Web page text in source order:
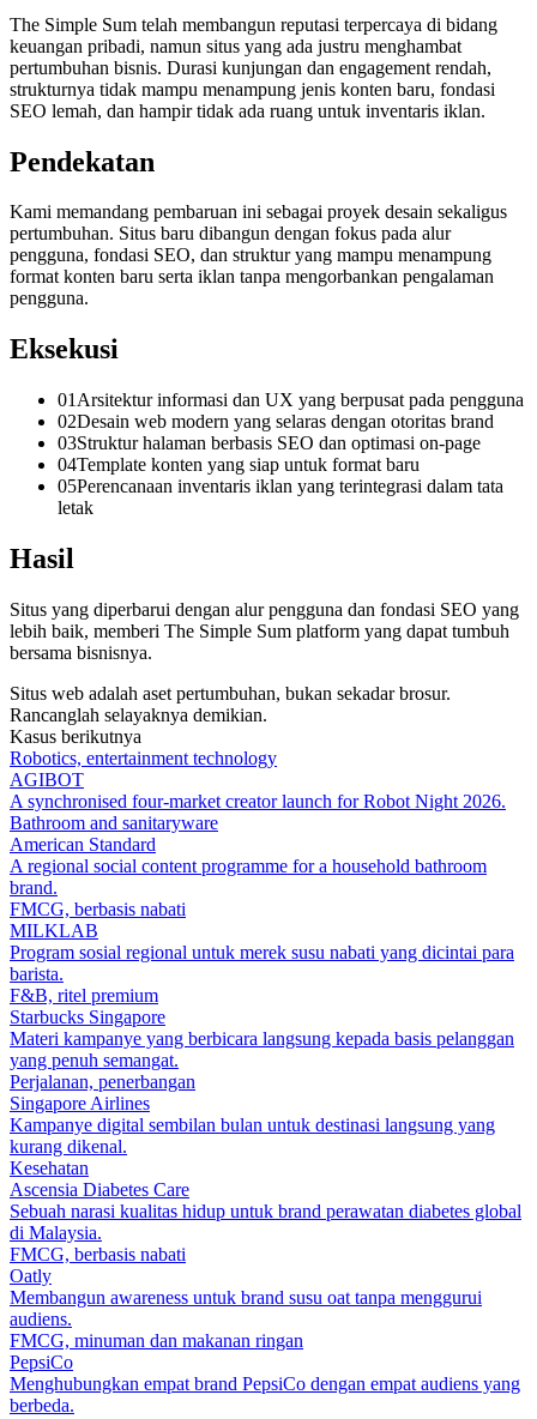
The Simple Sum telah membangun reputasi terpercaya di bidang
keuangan pribadi, namun situs yang ada justru menghambat
pertumbuhan bisnis. Durasi kunjungan dan engagement rendah,
strukturnya tidak mampu menampung jenis konten baru, fondasi
SEO lemah, dan hampir tidak ada ruang untuk inventaris iklan.
Pendekatan
Kami memandang pembaruan ini sebagai proyek desain sekaligus
pertumbuhan. Situs baru dibangun dengan fokus pada alur
pengguna, fondasi SEO, dan struktur yang mampu menampung
format konten baru serta iklan tanpa mengorbankan pengalaman
pengguna.
Eksekusi
01 Arsitektur informasi dan UX yang berpusat pada pengguna
02Desain web modern yang selaras dengan otoritas brand
03Struktur halaman berbasis SEO dan optimasi on-page
04Template konten yang siap untuk format baru
05Perencanaan inventaris iklan yang terintegrasi dalam tata
letak
Hasil
Situs yang diperbarui dengan alur pengguna dan fondasi SEO yang
lebih baik, memberi The Simple Sum platform yang dapat tumbuh
bersama bisnisnya.
Situs web adalah aset pertumbuhan, bukan sekadar brosur.
Rancanglah selayaknya demikian.
Kasus berikutnya
Robotics, entertainment technology
AGIBOT
A synchronised four-market creator launch for Robot Night 2026.
Bathroom and sanitaryware
American Standard
A regional social content programme for a household bathroom
brand.
FMCG, berbasis nabati
MILKLAB
Program sosial regional untuk merek susu nabati yang dicintai para
barista.
F&B, ritel premium
Starbucks Singapore
Materi kampanye yang berbicara langsung kepada basis pelanggan
yang penuh semangat.
Perjalanan, penerbangan
Singapore Airlines
Kampanye digital sembilan bulan untuk destinasi langsung yang
kurang dikenal.
Kesehatan
Ascensia Diabetes Care
Sebuah narasi kualitas hidup untuk brand perawatan diabetes global
di Malaysia.
FMCG, berbasis nabati
Oatly
Membangun awareness untuk brand susu oat tanpa menggurui
audiens.
FMCG, minuman dan makanan ringan
PepsiCo
Menghubungkan empat brand PepsiCo dengan empat audiens yang
berbeda.